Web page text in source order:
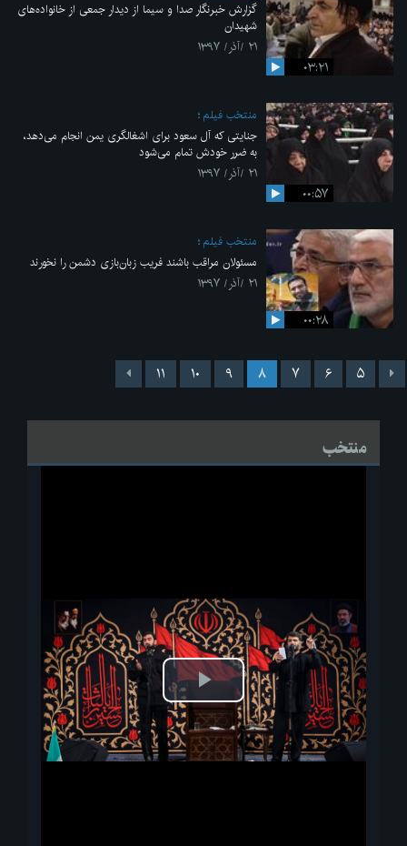
۰۳:۲۱
گزارش خبرنگار صدا و سیما از دیدار جمعی از خانواده‌های
شهیدان
۲۱ /آذر/ ۱۳۹۷
۰۰:۵۷
منتخب فیلم
جنایتی که آل سعود برای اشغالگری یمن انجام می‌دهد،
به ضرر خودش تمام می‌شود
۲۱ /آذر/ ۱۳۹۷
۰۰:۲۸
منتخب فیلم
مسئولان مراقب باشند فریب زبان‌بازی دشمن را نخورند
۲۱ /آذر/ ۱۳۹۷
۵ ۶ ۷ ۸ ۹ ۱۰ ۱۱
منتخب
پخش
ویدیو